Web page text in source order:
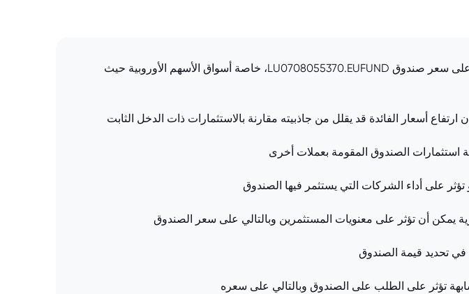
Arabic will be used. أداء الأسواق المالية: أداء الأسواق المالية العالمية يؤثر بشكل كبير على سعر صندوق LU0708055370.EUFUND، خاصة أسواق الأسهم الأوروبية حيث
أسعار الفائدة قد يقلل من جاذبيته مقارنة بالاستثمارات ذات الدخل الثابت
استثمارات الصندوق المقومة بعملات أخرى
على أداء الشركات التي يستثمر فيها الصندوق
يمكن أن تؤثر على معنويات المستثمرين وبالتالي على سعر الصندوق
في تحديد قيمة الصندوق
تؤثر على الطلب على الصندوق وبالتالي على سعره